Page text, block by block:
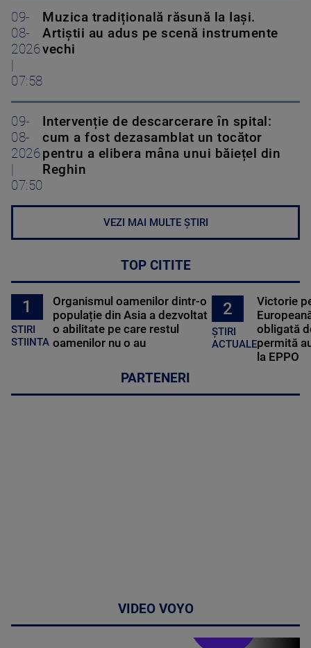
09-
08-
2026
07:58
Muzica tradițională răsună la Iași.
Artiștii au adus pe scenă instrumente
vechi
09-
08-
2026
07:50
Intervenție de descarcerare în spital:
cum a fost dezasamblat un tocător
pentru a elibera mâna unui băiețel din
Reghin
VEZI MAI MULTE ȘTIRI
TOP CITITE
1
STIRI
STIINTA
Organismul oamenilor dintr-o
populație din Asia a dezvoltat
o abilitate pe care restul
oamenilor nu o au
2
ȘTIRI
ACTUALE
Victorie
obligată
permită
la EPPO
PARTENERI
VIDEO VOYO